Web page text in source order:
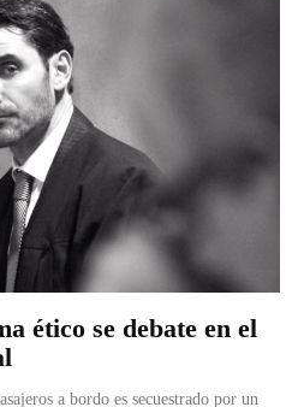
ético se debate en el
a bordo es secuestrado por un